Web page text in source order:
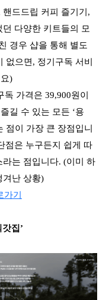
드드립 커피 즐기기,
다양한 키트들의 모
경우 샵을 통해 별도
없으면, 정기구독 서비
)
가격은 39,900원이
길 수 있는 모든 ‘용
점이 가장 큰 장점입니
점은 누구든지 쉽게 따
는 점입니다. (이미 하
겨난 상황)
기
집’